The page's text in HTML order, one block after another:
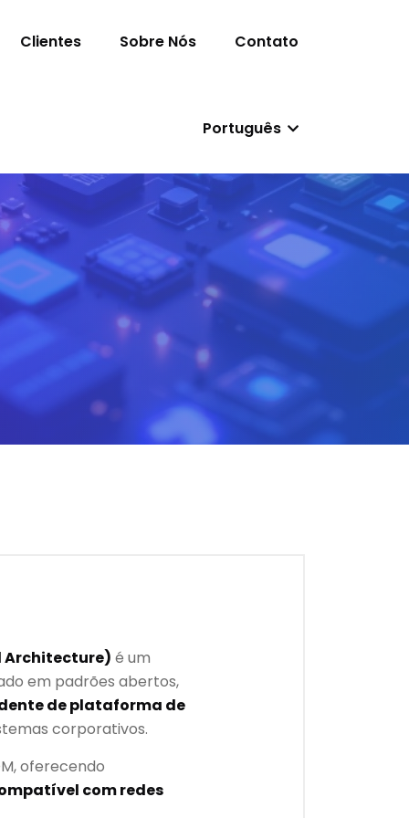
Clientes Sobre Nós Contato
Português
Architecture) é um
em padrões abertos,
de plataforma de
corporativos.
oferecendo
com redes